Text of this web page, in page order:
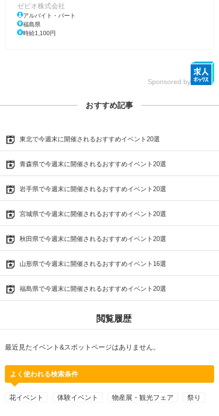
ゼビオ株式会社
アルバイト・パート
福島県
時給1,100円
Sponsored by
おすすめ記事
東北で今週末に開催されるおすすめイベント20選
青森県で今週末に開催されるおすすめイベント20選
岩手県で今週末に開催されるおすすめイベント20選
宮城県で今週末に開催されるおすすめイベント20選
秋田県で今週末に開催されるおすすめイベント20選
山形県で今週末に開催されるおすすめイベント16選
福島県で今週末に開催されるおすすめイベント20選
閲覧履歴
最近見たイベント&スポットページはありません。
よく使われる検索条件
花イベント 体験イベント 物産展・観光フェア 祭り